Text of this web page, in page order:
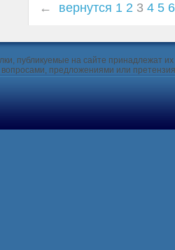
← вернутся 1 2 3 4 5 6
публикуемые на сайте принадлежат
предложениями или